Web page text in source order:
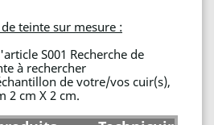
teinte sur mesure :
S001 Recherche de
à rechercher
de votre/vos cuir(s),
2 cm X 2 cm.